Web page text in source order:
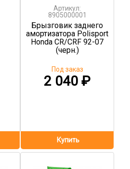
Артикул:
8905000001
Брызговик заднего
амортизатора Polisport
Honda CR/CRF 92-07
(черн.)
2 040₽
Под заказ